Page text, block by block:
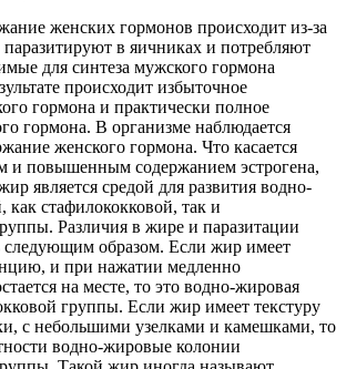
женских гормонов происходит из-за
паразитируют в яичниках и потребляют
для синтеза мужского гормона
происходит избыточное
гормона и практически полное
гормона. В организме наблюдается
женского гормона. Что касается
и повышенным содержанием эстрогена,
является средой для развития водно-
стафилококковой, так и
Различия в жире и паразитации
следующим образом. Если жир имеет
и при нажатии медленно
на месте, то это водно-жировая
группы. Если жир имеет текстуру
с небольшими узелками и камешками, то
водно-жировые колонии